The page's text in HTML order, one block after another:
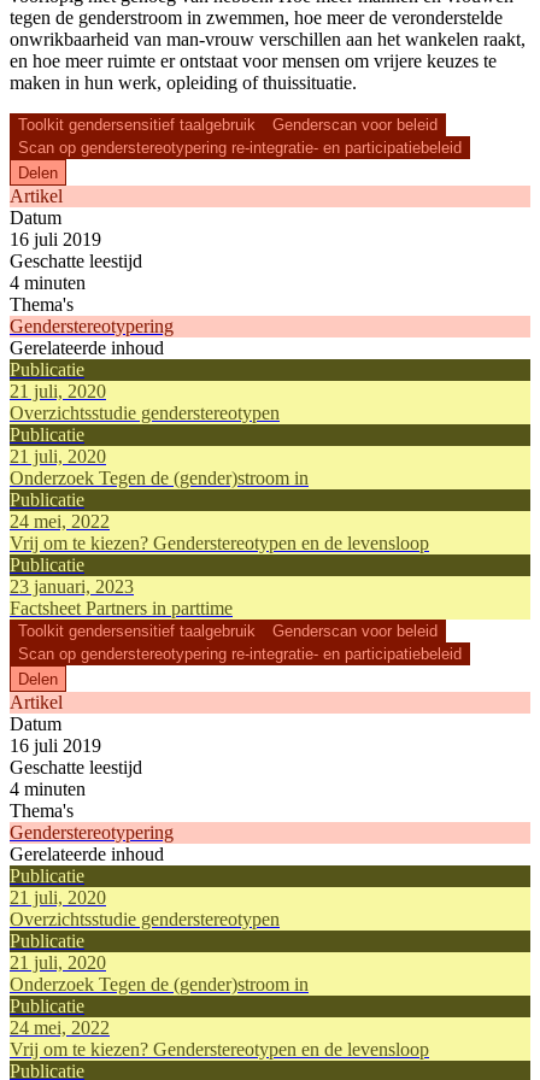
tegen de genderstroom in zwemmen, hoe meer de veronderstelde
onwrikbaarheid van man-vrouw verschillen aan het wankelen raakt,
en hoe meer ruimte er ontstaat voor mensen om vrijere keuzes te
maken in hun werk, opleiding of thuissituatie.
Toolkit gendersensitief taalgebruik
Genderscan voor beleid
Scan op genderstereotypering re-integratie- en participatiebeleid
Delen
Artikel
Datum
16 juli 2019
Geschatte leestijd
4 minuten
Thema's
Genderstereotypering
Gerelateerde inhoud
Publicatie
21 juli, 2020
Overzichtsstudie genderstereotypen
Publicatie
21 juli, 2020
Onderzoek Tegen de (gender)stroom in
Publicatie
24 mei, 2022
Vrij om te kiezen? Genderstereotypen en de levensloop
Publicatie
23 januari, 2023
Factsheet Partners in parttime
Toolkit gendersensitief taalgebruik
Genderscan voor beleid
Scan op genderstereotypering re-integratie- en participatiebeleid
Delen
Artikel
Datum
16 juli 2019
Geschatte leestijd
4 minuten
Thema's
Genderstereotypering
Gerelateerde inhoud
Publicatie
21 juli, 2020
Overzichtsstudie genderstereotypen
Publicatie
21 juli, 2020
Onderzoek Tegen de (gender)stroom in
Publicatie
24 mei, 2022
Vrij om te kiezen? Genderstereotypen en de levensloop
Publicatie